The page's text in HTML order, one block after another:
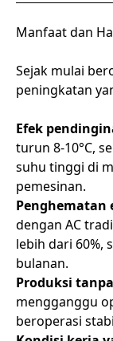
Manfaat dan
Sejak mulai
peningkatan
Efek
turun 8-10°C,
suhu tinggi di
pemesinan.
Penghematan
dengan AC
lebih dari 60%,
bulanan.
Produksi
mengganggu
beroperasi